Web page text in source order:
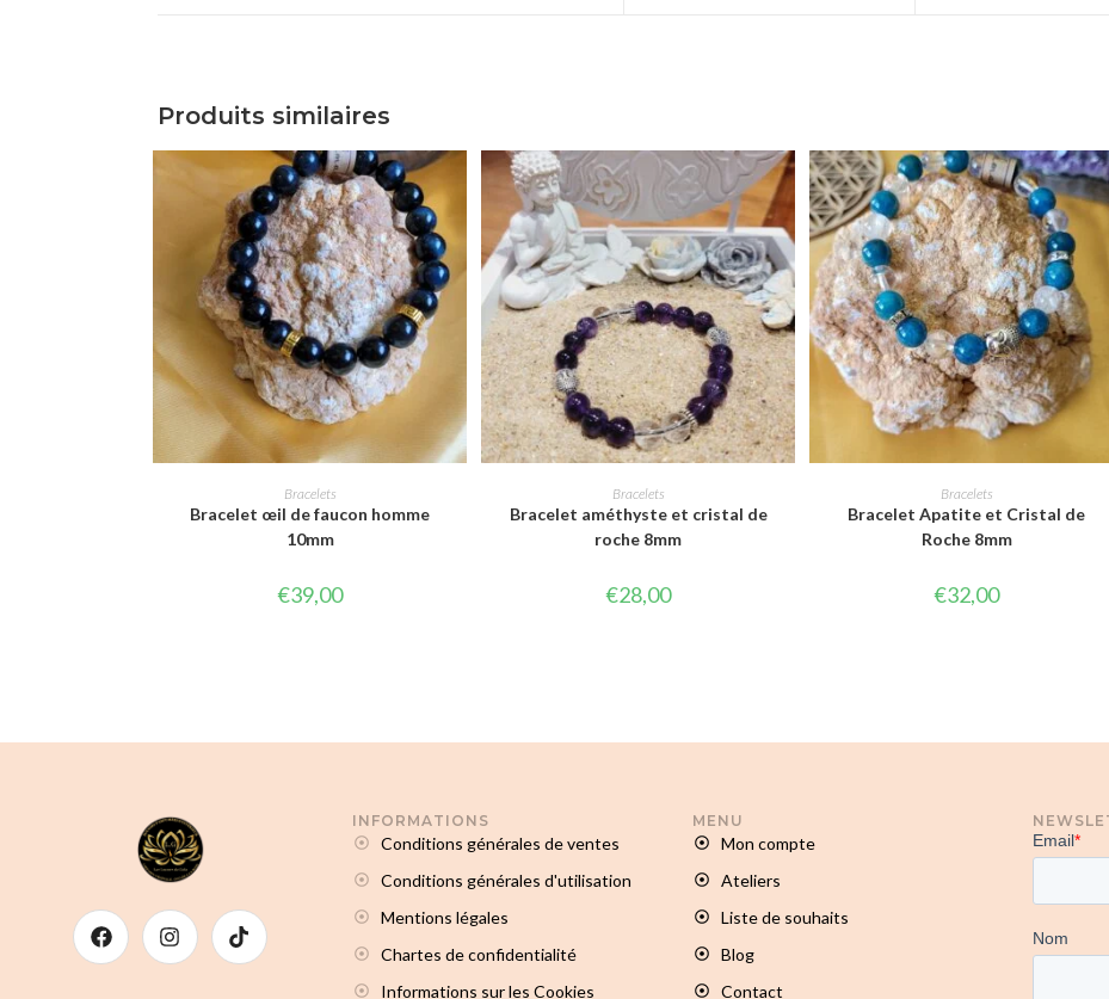
Produits similaires
CHOIX DES OPTIONS
Bracelets
Bracelet œil de faucon homme
10mm
€39,00
CHOIX DES OPTIONS
Bracelets
Bracelet améthyste et cristal de
roche 8mm
€28,00
CHOIX DES OPTIONS
Bracelets
Bracelet Apatite et Cristal de
Roche 8mm
€32,00
INFORMATIONS
Conditions générales de ventes
Conditions générales d'utilisation
Mentions légales
Chartes de confidentialité
Informations sur les Cookies
MENU
Mon compte
Ateliers
Liste de souhaits
Blog
Contact